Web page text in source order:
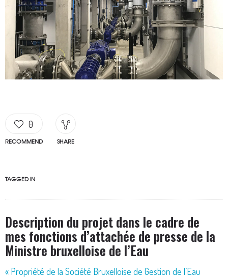
0
RECOMMEND SHARE
TAGGED IN
Description du projet dans le cadre de
mes fonctions d’attachée de presse de la
Ministre bruxelloise de l’Eau
« Propriété de la Société Bruxelloise de Gestion de l’Eau